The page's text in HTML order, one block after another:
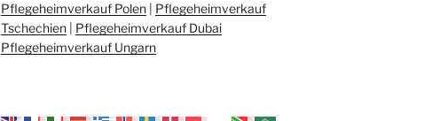
Pflegeheimverkauf Polen
Pflegeheimverkauf
Tschechien
Pflegeheimverkauf Dubai
Pflegeheimverkauf Ungarn